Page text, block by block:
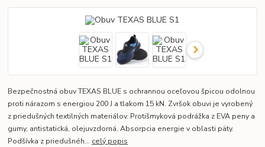
Bezpečnostná obuv TEXAS BLUE s ochrannou oceľovou špicou odolnou
proti nárazom s energiou 200 J a tlakom 15 kN. Zvršok obuvi je vyrobený
z priedušných textilných materiálov. Protišmyková podrážka z EVA peny a
gumy, antistatická, olejuvzdorná. Absorpcia energie v oblasti päty.
Podšívka z priedušnéh... celý popis